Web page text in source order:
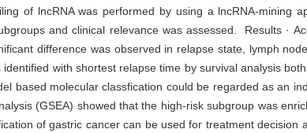
of lncRNA was performed by using a lncRNA-mining
and clinical relevance was assessed. Results ·
difference was observed in relapse state, lymph
with shortest relapse time by survival analysis
based molecular classfication could be regarded as an
(GSEA) showed that the high-risk subgroup was
of gastric cancer can be used for treatment decision